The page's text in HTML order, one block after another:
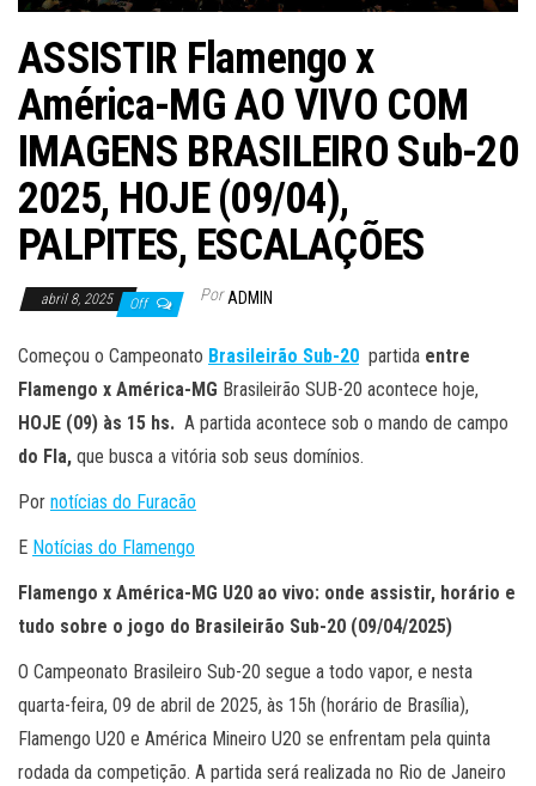
ASSISTIR Flamengo x
América-MG AO VIVO COM
IMAGENS BRASILEIRO Sub-20
2025, HOJE (09/04),
PALPITES, ESCALAÇÕES
abril 8, 2025 Off Por ADMIN
Começou o Campeonato Brasileirão Sub-20 partida entre
Flamengo x América-MG Brasileirão SUB-20 acontece hoje,
HOJE (09) às 15 hs. A partida acontece sob o mando de campo
do Fla, que busca a vitória sob seus domínios.
Por notícias do Furacão
E Notícias do Flamengo
Flamengo x América-MG U20 ao vivo: onde assistir, horário e
tudo sobre o jogo do Brasileirão Sub-20 (09/04/2025)
O Campeonato Brasileiro Sub-20 segue a todo vapor, e nesta
quarta-feira, 09 de abril de 2025, às 15h (horário de Brasília),
Flamengo U20 e América Mineiro U20 se enfrentam pela quinta
rodada da competição. A partida será realizada no Rio de Janeiro